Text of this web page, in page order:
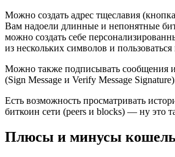
Можно создать адрес тщеславия
Вам надоели длинные и непонятные
можно создать себе
из нескольких символов и
Можно также подписывать сообщения
(Sign Message и Verify Message
Есть возможность просматривать
биткоин сети (peers и blocks) — ну это
Плюсы и минусы